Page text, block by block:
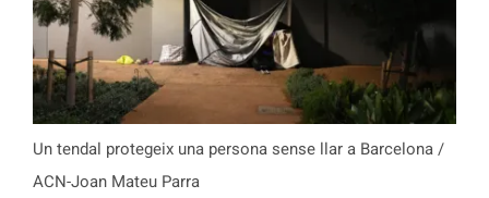
Un tendal protegeix una persona sense llar a Barcelona /
ACN-Joan Mateu Parra